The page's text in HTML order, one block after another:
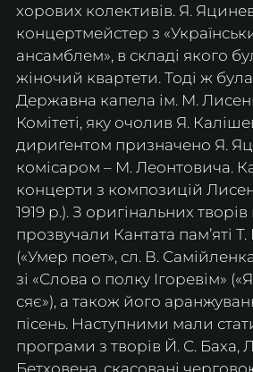
хорових колективів. Я.
концертмейстер з
ансамблем», в складі якого
жіночий квартети. Тоді ж
Державна капела ім. М.
Комітеті, яку очолив Я.
дириґентом призначено Я.
комісаром – М. Леонтовича.
концерти з композицій
1919 р.). З оригінальних
прозвучали Кантата пам’яті
(«Умер поет», сл. В.
зі «Слова о полку Ігоревім»
сяє»), а також його
пісень. Наступними мали
програми з творів Й. С. Баха,
Бетховена, скасовані